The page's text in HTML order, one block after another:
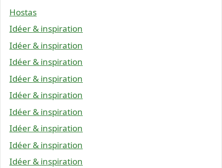
Hostas
Idéer & inspiration
Idéer & inspiration
Idéer & inspiration
Idéer & inspiration
Idéer & inspiration
Idéer & inspiration
Idéer & inspiration
Idéer & inspiration
Idéer & inspiration